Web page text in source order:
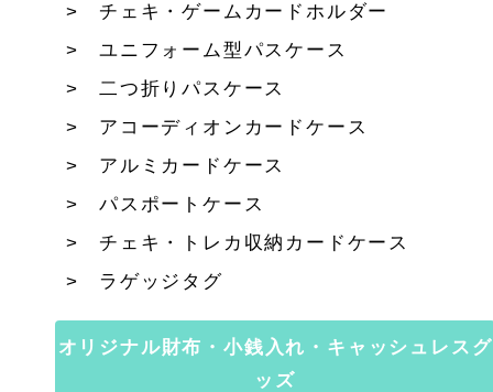
チェキ・ゲームカードホルダー
ユニフォーム型パスケース
二つ折りパスケース
アコーディオンカードケース
アルミカードケース
パスポートケース
チェキ・トレカ収納カードケース
ラゲッジタグ
オリジナル財布・小銭入れ・キャッシュレスグ
ッズ